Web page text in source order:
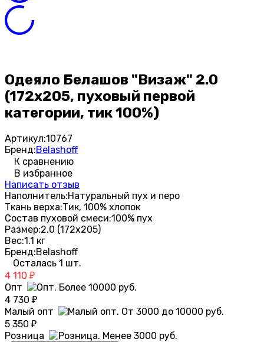
Одеяло Белашов "Визаж" 2.0
(172х205, пуховый первой
категории, тик 100%)
Артикул:10767
Бренд:Belashoff
К сравнению
В избранное
Написать отзыв
Наполнитель:Натуральный пух и перо
Ткань верха:Тик, 100% хлопок
Состав пуховой смеси:100% пух
Размер:2.0 (172х205)
Вес:1.1 кг
Бренд:Belashoff
Осталась 1 шт.
4 110 ₽
Опт
4 730 ₽
Малый опт
5 350 ₽
Розница